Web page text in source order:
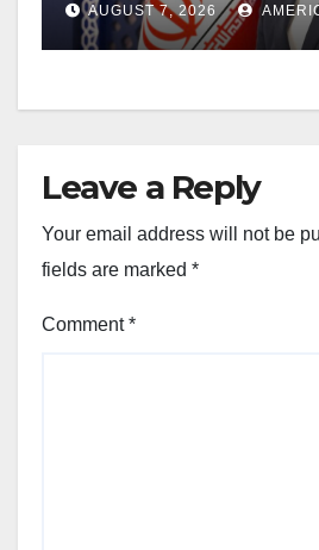
AUGUST 7, 2026
Leave a Reply
Your email address will not be
fields are marked *
Comment*